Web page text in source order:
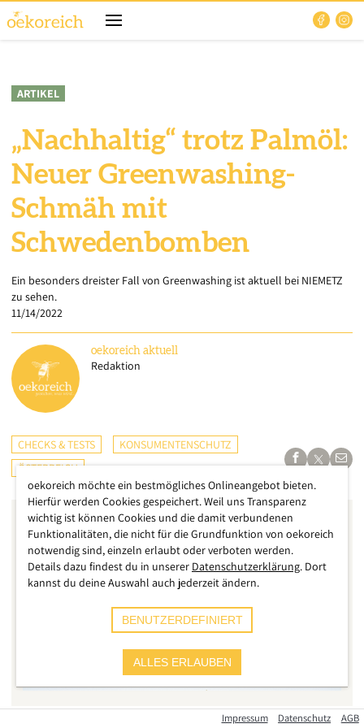
ARTIKEL
„Nachhaltig“ trotz Palmöl:
Neuer Greenwashing-
Schmäh mit
Schwedenbomben
Ein besonders dreister Fall von Greenwashing ist aktuell bei NIEMETZ
zu sehen.
11/14/2022
oekoreich aktuell
Redaktion
CHECKS & TESTS
KONSUMENTENSCHUTZ
ÖSTERREICH
Impressum Datenschutz AGB
oekoreich möchte ein bestmögliches Onlineangebot bieten.
Hierfür werden Cookies gespeichert. Weil uns Transparenz
wichtig ist können Cookies und die damit verbundenen
Funktionalitäten, die nicht für die Grundfunktion von oekoreich
notwendig sind, einzeln erlaubt oder verboten werden.
Details dazu findest du in unserer Datenschutzerklärung. Dort
kannst du deine Auswahl auch jederzeit ändern.
BENUTZERDEFINIERT
ALLES ERLAUBEN